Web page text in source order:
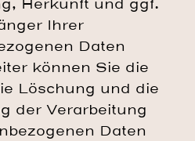
Herkunft und ggf.
Ihrer
Daten
können Sie die
Löschung und die
der Verarbeitung
Daten